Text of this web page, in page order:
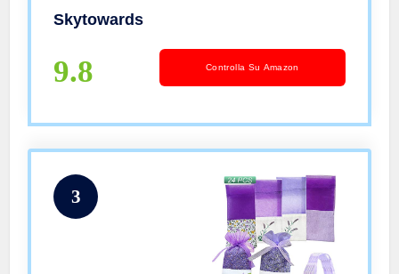
Confetti Profumo Armadio con 40
Sapone, Caramelle (Viola)
Skytowards
9.8 Controlla Su Amazon
3